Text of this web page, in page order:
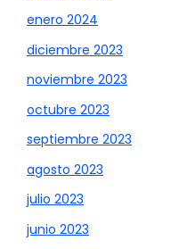
enero 2024
diciembre 2023
noviembre 2023
octubre 2023
septiembre 2023
agosto 2023
julio 2023
junio 2023